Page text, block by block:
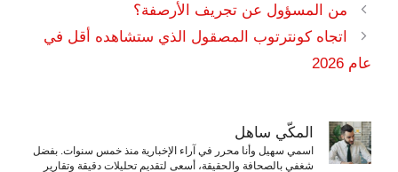
من المسؤول عن تجريف الأرصفة؟
اتجاه كونترتوب المصقول الذي ستشاهده أقل في
عام 2026
المكّي ساهل
اسمي سهيل وأنا محرر في آراء الإخبارية منذ خمس سنوات. بفضل
شغفي بالصحافة والحقيقة، أسعى لتقديم تحليلات دقيقة وتقارير